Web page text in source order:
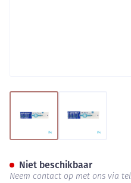
Niet beschikbaar
Neem contact op met ons via